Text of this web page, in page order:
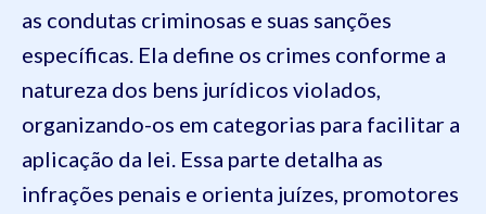
as condutas criminosas e suas sanções
específicas. Ela define os crimes conforme a
natureza dos bens jurídicos violados,
organizando-os em categorias para facilitar a
aplicação da lei. Essa parte detalha as
infrações penais e orienta juízes, promotores